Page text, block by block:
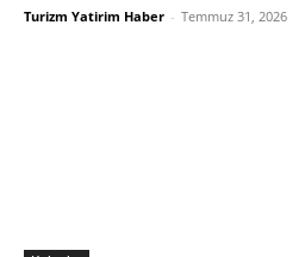
Turizm Yatirim Haber - Temmuz 31, 2026